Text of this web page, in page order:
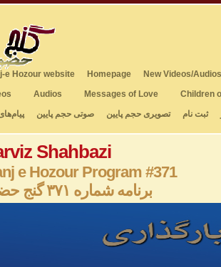
e Hozour website Homepage New Videos/Audios
Audios Messages of Love Children
ثبت نام تصویری حجم پایین صوتی حجم پایین
Shahbazi
e Hozour Program #371
برنامه شماره ۳۷۱ گنج حضور